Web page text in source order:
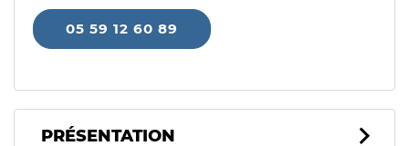
05 59 12 60 89
PRÉSENTATION